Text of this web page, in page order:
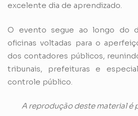
excelente dia de aprendizado.
O evento segue ao longo do
oficinas voltadas para o
dos contadores públicos,
tribunais, prefeituras e
controle público.
A reprodução deste material é